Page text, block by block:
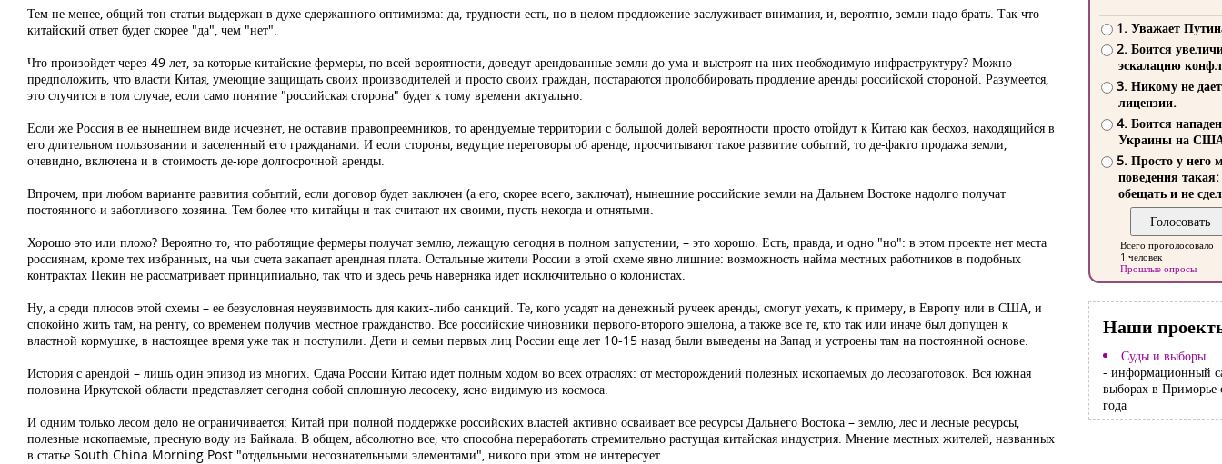
Тем не менее, общий тон статьи выдержан в духе сдержанного оптимизма: да, трудности есть, но в целом предложение заслуживает внимания, и, вероятно, земли надо брать. Так что
китайский ответ будет скорее "да", чем "нет".
Что произойдет через 49 лет, за которые китайские фермеры, по всей вероятности, доведут арендованные земли до ума и выстроят на них необходимую инфраструктуру? Можно
предположить, что власти Китая, умеющие защищать своих производителей и просто своих граждан, постараются пролоббировать продление аренды российской стороной. Разумеется,
это случится в том случае, если само понятие "российская сторона" будет к тому времени актуально.
Если же Россия в ее нынешнем виде исчезнет, не оставив правопреемников, то арендуемые территории с большой долей вероятности просто отойдут к Китаю как бесхоз, находящийся в
его длительном пользовании и заселенный его гражданами. И если стороны, ведущие переговоры об аренде, просчитывают такое развитие событий, то де-факто продажа земли,
очевидно, включена и в стоимость де-юре долгосрочной аренды.
Впрочем, при любом варианте развития событий, если договор будет заключен (а его, скорее всего, заключат), нынешние российские земли на Дальнем Востоке надолго получат
постоянного и заботливого хозяина. Тем более что китайцы и так считают их своими, пусть некогда и отнятыми.
Хорошо это или плохо? Вероятно то, что работящие фермеры получат землю, лежащую сегодня в полном запустении, – это хорошо. Есть, правда, и одно "но": в этом проекте нет места
россиянам, кроме тех избранных, на чьи счета закапает арендная плата. Остальные жители России в этой схеме явно лишние: возможность найма местных работников в подобных
контрактах Пекин не рассматривает принципиально, так что и здесь речь наверняка идет исключительно о колонистах.
Ну, а среди плюсов этой схемы – ее безусловная неуязвимость для каких-либо санкций. Те, кого усадят на денежный ручеек аренды, смогут уехать, к примеру, в Европу или в США, и
спокойно жить там, на ренту, со временем получив местное гражданство. Все российские чиновники первого-второго эшелона, а также все те, кто так или иначе был допущен к
властной кормушке, в настоящее время уже так и поступили. Дети и семьи первых лиц России еще лет 10-15 назад были выведены на Запад и устроены там на постоянной основе.
История с арендой – лишь один эпизод из многих. Сдача России Китаю идет полным ходом во всех отраслях: от месторождений полезных ископаемых до лесозаготовок. Вся южная
половина Иркутской области представляет сегодня собой сплошную лесосеку, ясно видимую из космоса.
И одним только лесом дело не ограничивается: Китай при полной поддержке российских властей активно осваивает все ресурсы Дальнего Востока – землю, лес и лесные ресурсы,
полезные ископаемые, пресную воду из Байкала. В общем, абсолютно все, что способна переработать стремительно растущая китайская индустрия. Мнение местных жителей, названных
в статье South China Morning Post "отдельными несознательными элементами", никого при этом не интересует.
1. Уважает
2. Боится
эскалацию
3. Никому не
лицензии.
4. Боится
Украины на
5. Просто у него
поведения такая:
обещать и не
Всего проголосовало
1 человек
Прошлые опросы
Наши
Суды и выборы
- информационный
выборах в Приморье
года